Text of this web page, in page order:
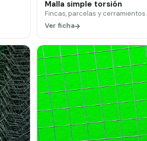
Malla simple torsión
Fincas, parcelas y cerramientos.
Ver ficha